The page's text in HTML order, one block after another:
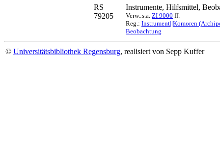
RS
79205
Instrumente, Hilfsmittel,
Verw.:s.a. ZI 9000 ff.
Reg.: Instrument||Komoren
Beobachtung
© Universitätsbibliothek Regensburg, realisiert von Sepp Kuffer